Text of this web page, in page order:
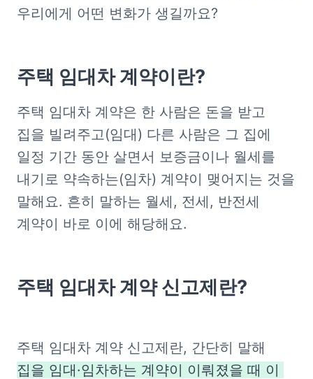
우리에게 어떤 변화가 생길까요?
주택 임대차 계약이란?
주택 임대차 계약은 한 사람은 돈을 받고
집을 빌려주고(임대) 다른 사람은 그 집에
일정 기간 동안 살면서 보증금이나 월세를
내기로 약속하는(임차) 계약이 맺어지는 것을
말해요. 흔히 말하는 월세, 전세, 반전세
계약이 바로 이에 해당해요.
주택 임대차 계약 신고제란?
집을 임대·임차하는 계약이 이뤄졌을 때 이